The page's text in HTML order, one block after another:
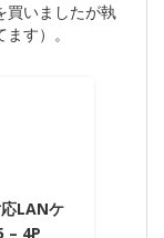
買いましたが執
す）。
LANケ
– 4P